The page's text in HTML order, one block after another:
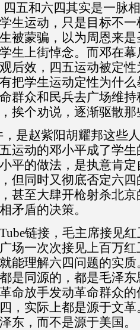
五和六四其实是一脉
生运动，只是目标不
被蒙骗，以为周恩来
生上街悼念。而邓在
后效，四五运动被定
把学生运动定性为什
群众和民兵去广场维
挨个劝说，逐渐驱散
是赵紫阳胡耀邦这些
运动的邓小平成了学
平的做法，是执意肯
但同时又彻底否定六
甚至大肆开枪射杀北
矛盾的决策。
链接，毛主席接见
场一次次接见上百万
能理解六四问题的实
是同源的，都是毛泽
命放手发动革命群众
，实际上都是源于文
东，而不是源于美国。